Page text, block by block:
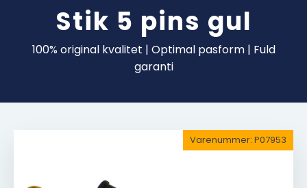
Stik 5 pins gul
100% original kvalitet | Optimal pasform | Fuld
garanti
Varenummer: P07953